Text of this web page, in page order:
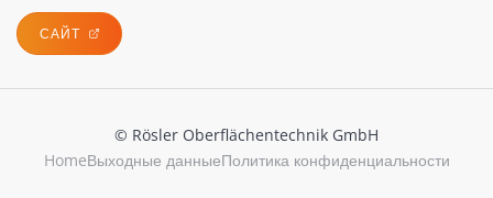
САЙТ
© Rösler Oberflächentechnik GmbH
HomeВыходные данныеПолитика конфиденциальности